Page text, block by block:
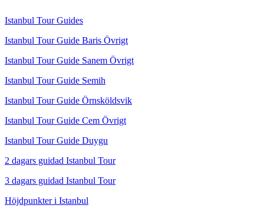
Istanbul Tour Guides
Istanbul Tour Guide Baris Övrigt
Istanbul Tour Guide Sanem Övrigt
Istanbul Tour Guide Semih
Istanbul Tour Guide Örnsköldsvik
Istanbul Tour Guide Cem Övrigt
Istanbul Tour Guide Duygu
2 dagars guidad Istanbul Tour
3 dagars guidad Istanbul Tour
Höjdpunkter i Istanbul